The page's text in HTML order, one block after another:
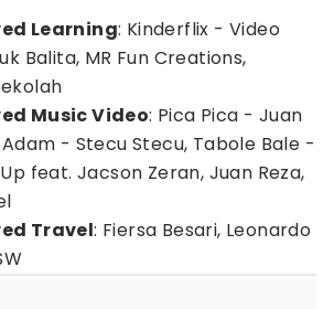
Learning: Kinderflix - Video
Balita, MR Fun Creations,
Music Video: Pica Pica - Juan
Adam - Stecu Stecu, Tabole Bale -
feat. Jacson Zeran, Juan Reza,
Travel: Fiersa Besari, Leonardo